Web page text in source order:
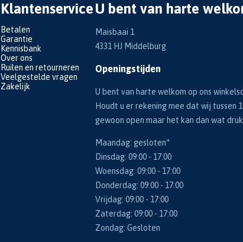
Klantenservice
Betalen
Garantie
Kennisbank
Over ons
Ruilen en retourneren
Veelgestelde vragen
Zakelijk
U bent van harte
Maisbaai 1
4331 HJ Middelburg
Openingstijden
U bent van harte welkom op ons
Houdt u er rekening mee dat wij tussen
gewoon open maar het kan dan wat
Maandag: gesloten*
Dinsdag: 09:00 - 17:00
Woensdag: 09:00 - 17:00
Donderdag: 09:00 - 17:00
Vrijdag: 09:00 - 17:00
Zaterdag: 09:00 - 17:00
Zondag: Gesloten